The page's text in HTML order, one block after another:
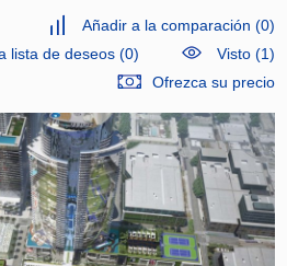
Añadir a la comparación (0)
lista de deseos(0)
Visto (1)
Ofrezca su precio